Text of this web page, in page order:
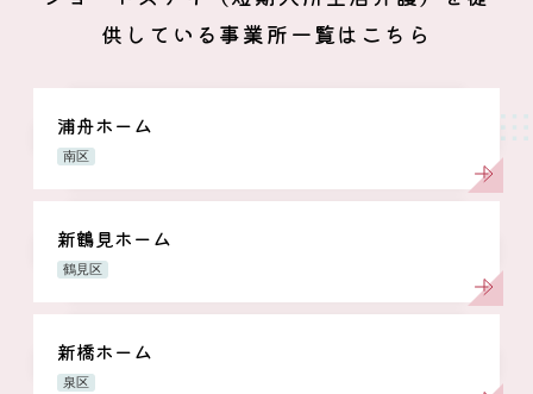
供している事業所一覧はこちら
浦舟ホーム
南区
新鶴見ホーム
鶴見区
新橋ホーム
泉区